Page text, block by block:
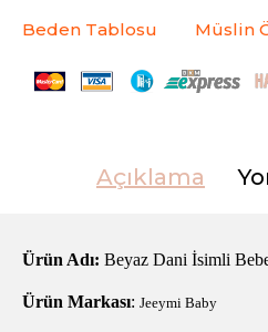
Beden Tablosu Müslin
Açıklama
Ürün Adı: Beyaz Dani İsimli
Ürün Markası: Jeeymi Baby